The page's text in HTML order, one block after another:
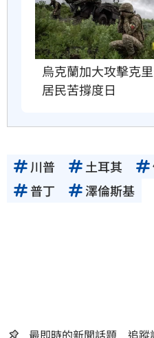
烏克蘭加大攻擊克
居民苦撐度日
川普 土耳其
普丁
澤倫斯基
最即時的新聞話題 追蹤